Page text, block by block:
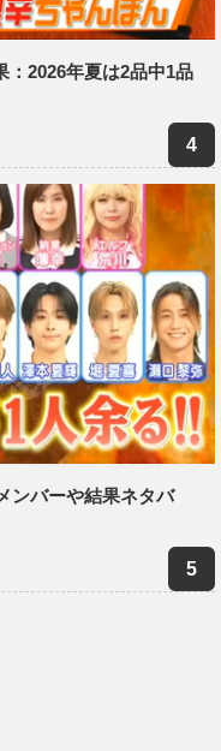
：2026年夏は2品中1品
ンバーや結果ネタバ